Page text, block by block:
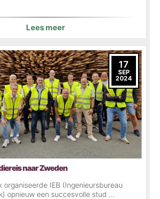
Lees meer
17
SEP
2024
naar Zweden
organiseerde IEB (Ingenieursbureau
opnieuw een succesvolle stud ...